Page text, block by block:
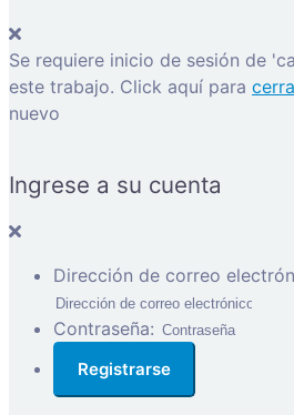
Se requiere inicio de sesión de
este trabajo. Click aquí para
nuevo
Ingrese a su cuenta
Dirección de correo
Contraseña: